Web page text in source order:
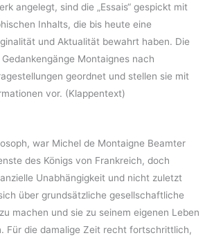
angelegt, sind die „Essais“ gespickt mit
Inhalts, die bis heute eine
und Aktualität bewahrt haben. Die
Montaignes nach
geordnet und stellen sie mit
vor. (Klappentext)
war Michel de Montaigne Beamter
des Königs von Frankreich, doch
Unabhängigkeit und nicht zuletzt
über grundsätzliche gesellschaftliche
machen und sie zu seinem eigenen Leben
Für die damalige Zeit recht fortschrittlich,